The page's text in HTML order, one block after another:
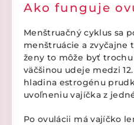
Ako funguje
Menštruačný cyklus sa
menštruácie a zvyčajne
ženy to môže byť
väčšinou udeje medzi
hladina estrogénu
uvoľneniu vajíčka z
Po ovulácii má vajíčko